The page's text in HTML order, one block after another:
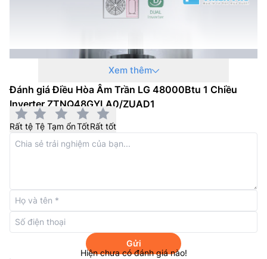
Thổi gió 360 độ mát lạnh dễ chịu
khí thông qua cánh vẫy Crystal cung cấp làm mát
đồng đều và chính xác xuống phía dưới. Hơn nữa, còn
làm mát nhanh hơn đến 30% do đó rút ngắn được thời
gian làm lạnh không gian phòng.
Xem thêm
Đánh giá Điều Hòa Âm Trần LG 48000Btu 1 Chiều
Inverter ZTNQ48GYLA0/ZUAD1
Rất tệ Tệ Tạm ổnTốtRất tốt
Gửi
Hiện chưa có đánh giá nào!